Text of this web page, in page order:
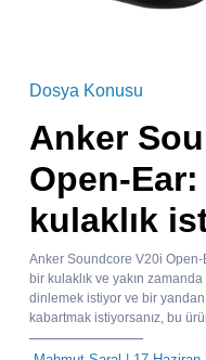
Dosya Konusu
Anker
Open-Ear:
kulaklık
Anker Soundcore V20i Open-
bir kulaklık ve yakın
dinlemek istiyor ve bir
kabartmak istiyorsanız, bu